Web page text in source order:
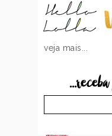
veja mais...